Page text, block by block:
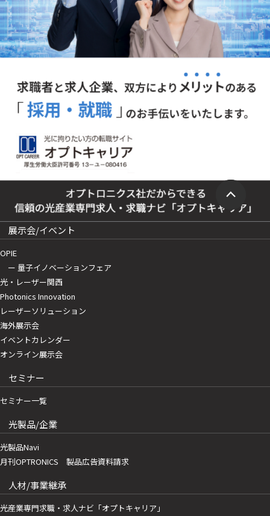
展示会/イベント
OPIE
ー 量子イノベーションフェア
光・レーザー関西
Photonics Innovation
レーザーソリューション
海外展示会
イベントカレンダー
オンライン展示会
セミナー
セミナー一覧
光製品/企業
光製品Navi
月刊OPTRONICS 製品広告資料請求
人材/事業継承
光産業専門求職・求人ナビ「オプトキャリア」